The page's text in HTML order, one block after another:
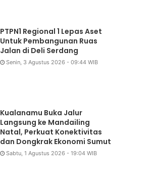
PTPN1 Regional 1 Lepas Aset
Untuk Pembangunan Ruas
Jalan di Deli Serdang
Senin, 3 Agustus 2026 - 09:44 WIB
Kualanamu Buka Jalur
Langsung ke Mandailing
Natal, Perkuat Konektivitas
dan Dongkrak Ekonomi Sumut
Sabtu, 1 Agustus 2026 - 19:04 WIB